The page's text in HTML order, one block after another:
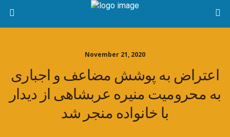
November 21, 2020
اعتراض به پوشش مضاعف و اجباری
به محرومیت منیره عربشاهی از دیدار
با خانواده منجر شد